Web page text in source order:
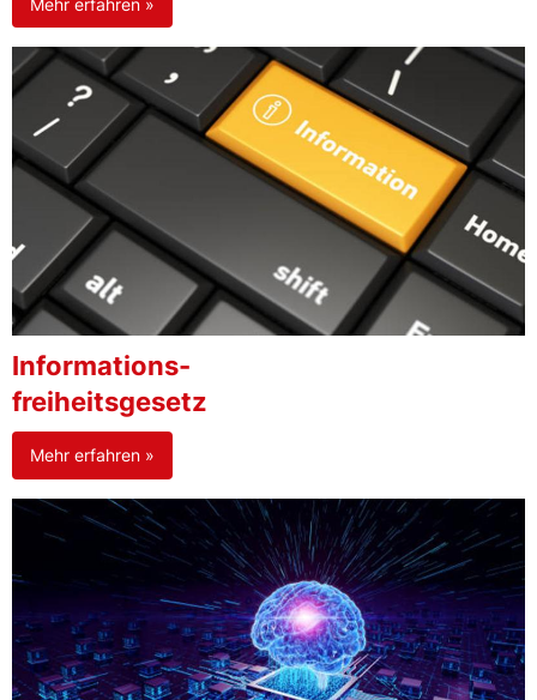
Informations-
freiheitsgesetz
Mehr erfahren »